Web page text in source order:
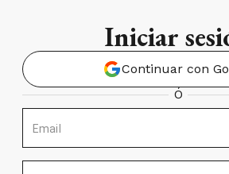
Iniciar
Continuar con
Ó
Email